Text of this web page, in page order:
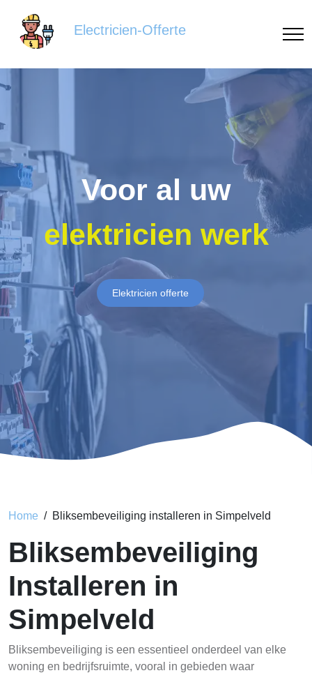
Electricien-Offerte
Voor al uw
elektricien werk
Elektricien offerte
Home Bliksembeveiliging installeren in Simpelveld
Bliksembeveiliging
Installeren in
Simpelveld
Bliksembeveiliging is een essentieel onderdeel van elke
woning en bedrijfsruimte, vooral in gebieden waar